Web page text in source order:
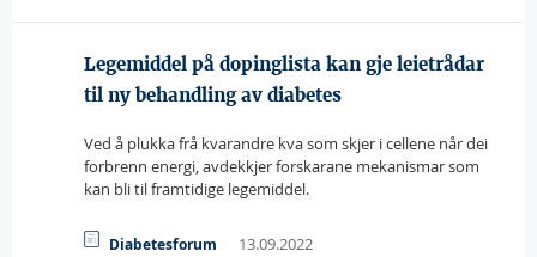
Legemiddel på dopinglista kan gje leietrådar
til ny behandling av diabetes
Ved å plukka frå kvarandre kva som skjer i cellene når dei
forbrenn energi, avdekkjer forskarane mekanismar som
kan bli til framtidige legemiddel.
Diabetesforum 13.09.2022